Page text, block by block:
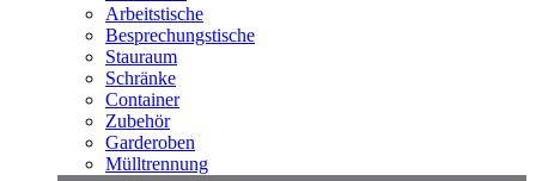
Arbeitstische
Besprechungstische
Stauraum
Schränke
Container
Zubehör
Garderoben
Mülltrennung